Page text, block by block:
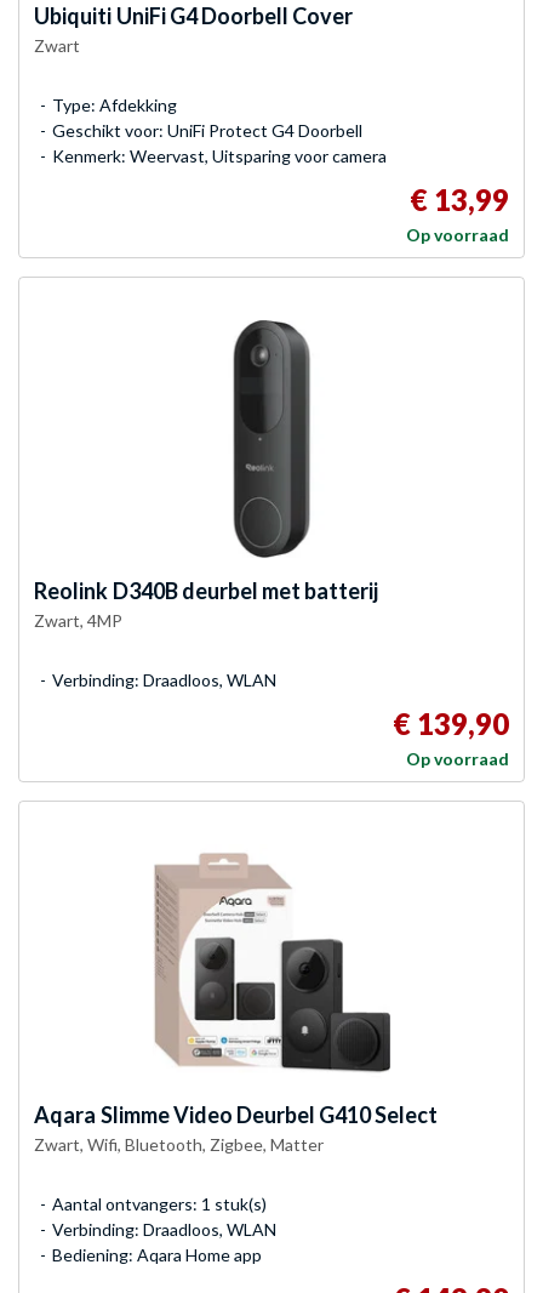
Ubiquiti UniFi G4 Doorbell Cover
Zwart
Type: Afdekking
Geschikt voor: UniFi Protect G4 Doorbell
Kenmerk: Weervast, Uitsparing voor camera
€ 13,99
Op voorraad
Reolink D340B deurbel met batterij
Zwart, 4MP
Verbinding: Draadloos, WLAN
€ 139,90
Op voorraad
Aqara Slimme Video Deurbel G410 Select
Zwart, Wifi, Bluetooth, Zigbee, Matter
Aantal ontvangers: 1 stuk(s)
Verbinding: Draadloos, WLAN
Bediening: Aqara Home app